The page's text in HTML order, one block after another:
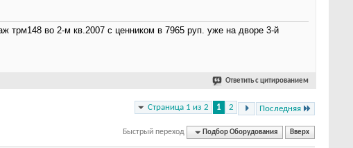
трм148 во 2-м кв.2007 с ценником в 7965 руп. уже на дворе 3-й
Ответить с цитированием
Страница 1 из 2 1 2 Последняя
Быстрый переход Подбор Оборудования Вверх